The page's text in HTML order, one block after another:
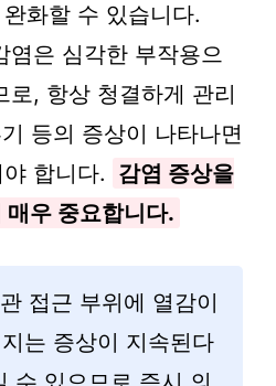
화할 수 있습니다.
염은 심각한 부작용으
로, 항상 청결하게 관리
등의 증상이 나타나면
합니다. 감염 증상을
매우 중요합니다.
접근 부위에 열감이
는 증상이 지속된다